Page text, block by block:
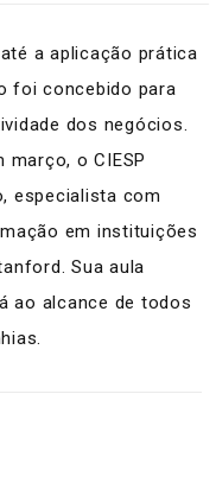
a aplicação prática
foi concebido para
dos negócios.
março, o CIESP
especialista com
em instituições
Sua aula
ao alcance de todos